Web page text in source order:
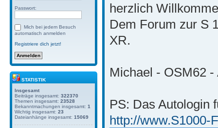
Passwort:
Mich bei jedem Besuch
automatisch anmelden
Registriere dich jetzt!
STATISTIK
Insgesamt
Beiträge insgesamt: 322370
Themen insgesamt: 23528
Bekanntmachungen insgesamt: 1
Wichtig insgesamt: 23
Dateianhänge insgesamt: 15069
herzlich
Dem Forum zur S
XR.
Michael - OSM62
PS: Das Autologin
http://www.S1000-